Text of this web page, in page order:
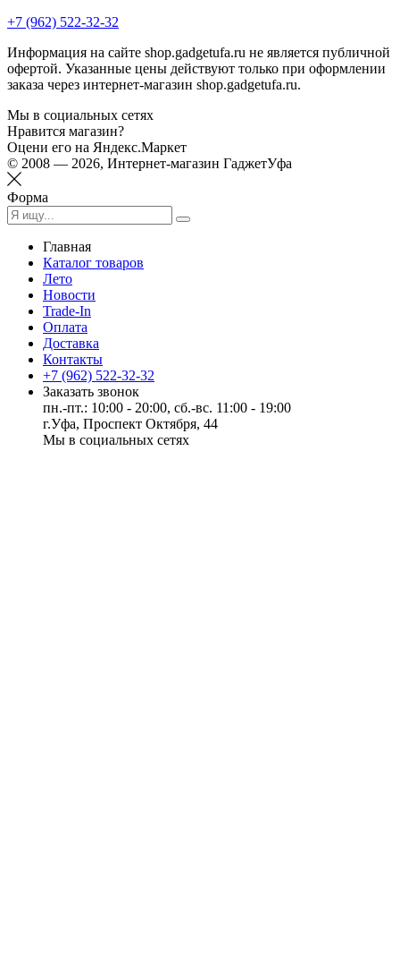
+7 (962) 522-32-32
Информация на сайте shop.gadgetufa.ru не является публичной
офертой. Указанные цены действуют только при оформлении
заказа через интернет-магазин shop.gadgetufa.ru.
Мы в социальных сетях
Нравится магазин?
Оцени его на Яндекс.Маркет
© 2008 — 2026, Интернет-магазин ГаджетУфа
Форма
Главная
Каталог товаров
Лето
Новости
Trade-In
Оплата
Доставка
Контакты
+7 (962) 522-32-32
Заказать звонок
пн.-пт.: 10:00 - 20:00, сб.-вс. 11:00 - 19:00
г.Уфа, Проспект Октября, 44
Мы в социальных сетях